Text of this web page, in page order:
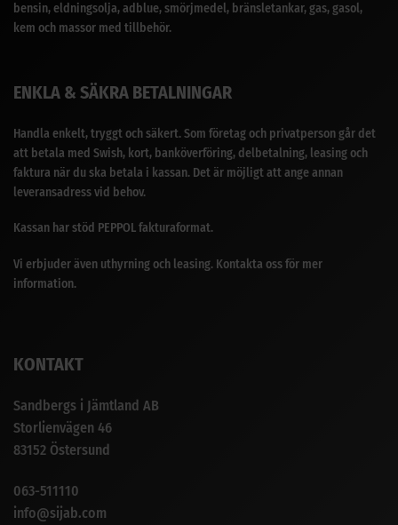
bensin, eldningsolja, adblue, smörjmedel, bränsletankar, gas, gasol,
kem och massor med tillbehör.
ENKLA & SÄKRA BETALNINGAR
Handla enkelt, tryggt och säkert. Som företag och privatperson går det
att betala med Swish, kort, banköverföring, delbetalning, leasing och
faktura när du ska betala i kassan. Det är möjligt att ange annan
leveransadress vid behov.
Kassan har stöd PEPPOL fakturaformat.
Vi erbjuder även uthyrning och leasing. Kontakta oss för mer
information.
KONTAKT
Sandbergs i Jämtland AB
Storlienvägen 46
83152 Östersund
063-511110
info@sijab.com